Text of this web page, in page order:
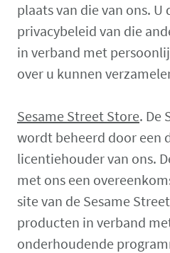
plaats van die van ons. U
privacybeleid van die
in verband met
over u kunnen
Sesame Street Store. De
wordt beheerd door een
licentiehouder van ons.
met ons een
site van de Sesame
producten in verband
onderhoudende